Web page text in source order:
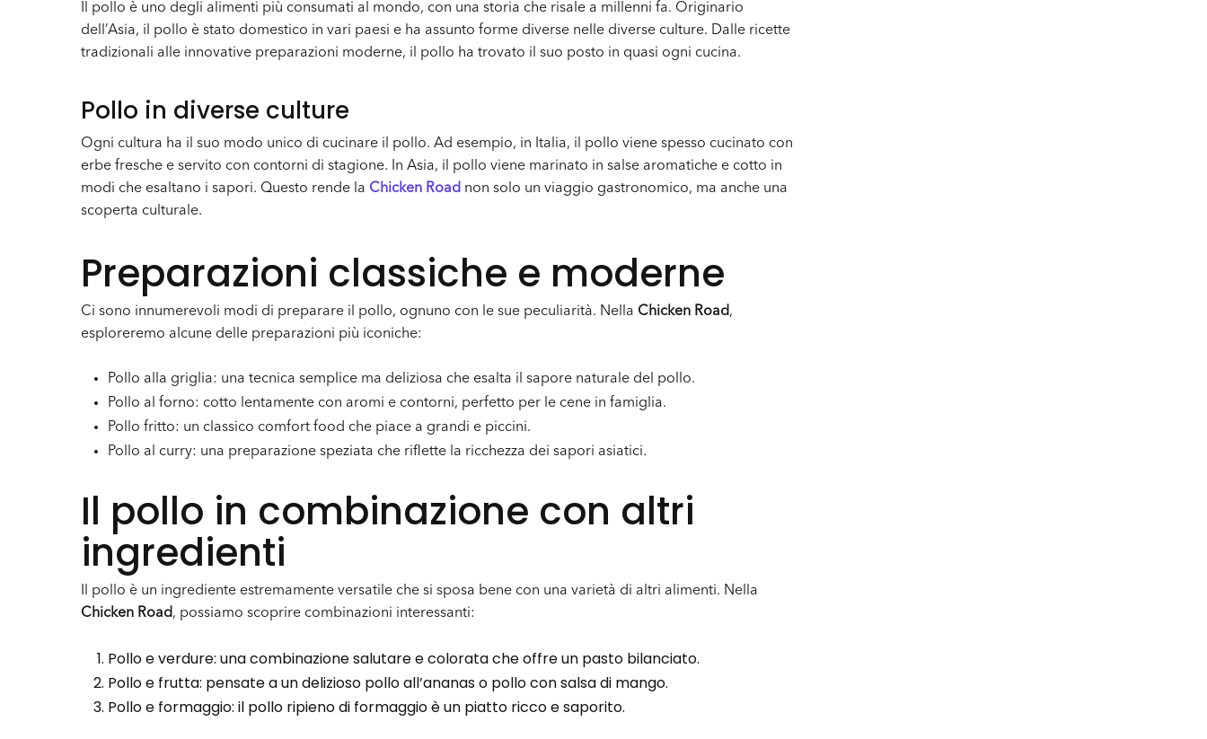
Il pollo è uno degli alimenti più consumati al mondo, con una storia che risale a millenni fa. Originario
dell’Asia, il pollo è stato domestico in vari paesi e ha assunto forme diverse nelle diverse culture. Dalle ricette
tradizionali alle innovative preparazioni moderne, il pollo ha trovato il suo posto in quasi ogni cucina.
Pollo in diverse culture
Ogni cultura ha il suo modo unico di cucinare il pollo. Ad esempio, in Italia, il pollo viene spesso cucinato con
erbe fresche e servito con contorni di stagione. In Asia, il pollo viene marinato in salse aromatiche e cotto in
modi che esaltano i sapori. Questo rende la Chicken Road non solo un viaggio gastronomico, ma anche una
scoperta culturale.
Preparazioni classiche e moderne
Ci sono innumerevoli modi di preparare il pollo, ognuno con le sue peculiarità. Nella Chicken Road,
esploreremo alcune delle preparazioni più iconiche:
Pollo alla griglia: una tecnica semplice ma deliziosa che esalta il sapore naturale del pollo.
Pollo al forno: cotto lentamente con aromi e contorni, perfetto per le cene in famiglia.
Pollo fritto: un classico comfort food che piace a grandi e piccini.
Pollo al curry: una preparazione speziata che riflette la ricchezza dei sapori asiatici.
Il pollo in combinazione con altri
ingredienti
Il pollo è un ingrediente estremamente versatile che si sposa bene con una varietà di altri alimenti. Nella
Chicken Road, possiamo scoprire combinazioni interessanti:
Pollo e verdure: una combinazione salutare e colorata che offre un pasto bilanciato.
Pollo e frutta: pensate a un delizioso pollo all’ananas o pollo con salsa di mango.
Pollo e formaggio: il pollo ripieno di formaggio è un piatto ricco e saporito.